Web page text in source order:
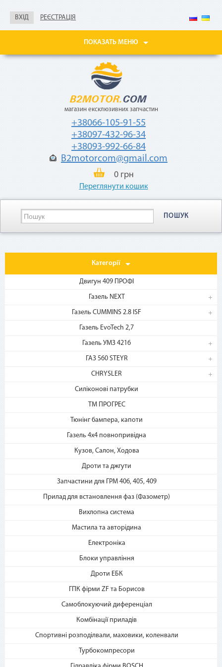
ВХІД РЕЄСТРАЦІЯ
ПОКАЗАТЬ МЕНЮ
магазин ексклюзивних запчастин
+38066-105-91-55
+38097-432-96-34
+38093-992-66-84
B2motorcom@gmail.com
0 грн
Переглянути кошик
ПОШУК
Категорії
Двигун 409 ПРОФІ
Газель NEXT
Газель CUMMINS 2.8 ISF
Газель EvoTech 2,7
Газель УМЗ 4216
ГАЗ 560 STEYR
CHRYSLER
Силіконові патрубки
ТМ ПРОГРЕС
Тюнінг бампера, капоти
Газель 4х4 повнопривідна
Кузов, Салон, Ходова
Дроти та джгути
Запчастини для ГРМ 406, 405, 409
Прилад для встановлення фаз (Фазометр)
Вихлопна система
Мастила та авторідина
Електроніка
Блоки управління
Дроти ЕБК
ГПК фірми ZF та Борисов
Самоблокуючий диференціал
Комбінації приладів
Спортивні розподілвали, маховики, коленвали
Турбокомпресори
справка о доходах
«Мгновенная рассрочка»
Покупайте товары
в рассрочку до 24
с небольшой
товара.
Как воспользоваться
1. Выберите товар
2. Выберите способ оплаты –
«Мгновенная рассрочка»
платежей и совершите
покупку. С Вашей карты